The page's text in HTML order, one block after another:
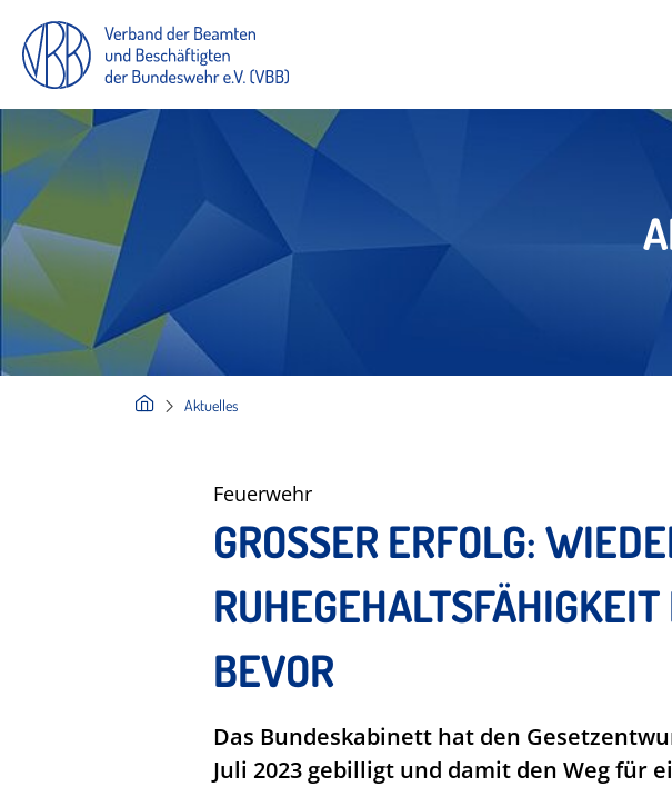
Aktuelles
Feuerwehr
GROSSER ERFOLG:
UHEGEHALTSFÄHIGKEIT
EVOR
Das Bundeskabinett hat den
Juli 2023 gebilligt und damit den Weg für